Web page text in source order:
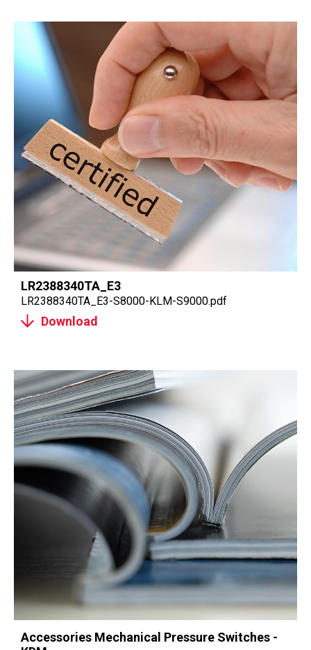
LR2388340TA_E3
LR2388340TA_E3-S8000-KLM-S9000.pdf
Download
Accessories Mechanical Pressure Switches -